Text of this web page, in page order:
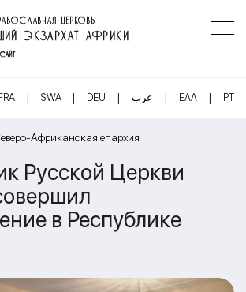
ЦЕРКОВЬ
ЭКЗАРХАТ АФРИКИ
FRA | SWA | DEU | عرب | ΕΛΛ | PT
Африканская епархия
Русской Церкви
в Республике